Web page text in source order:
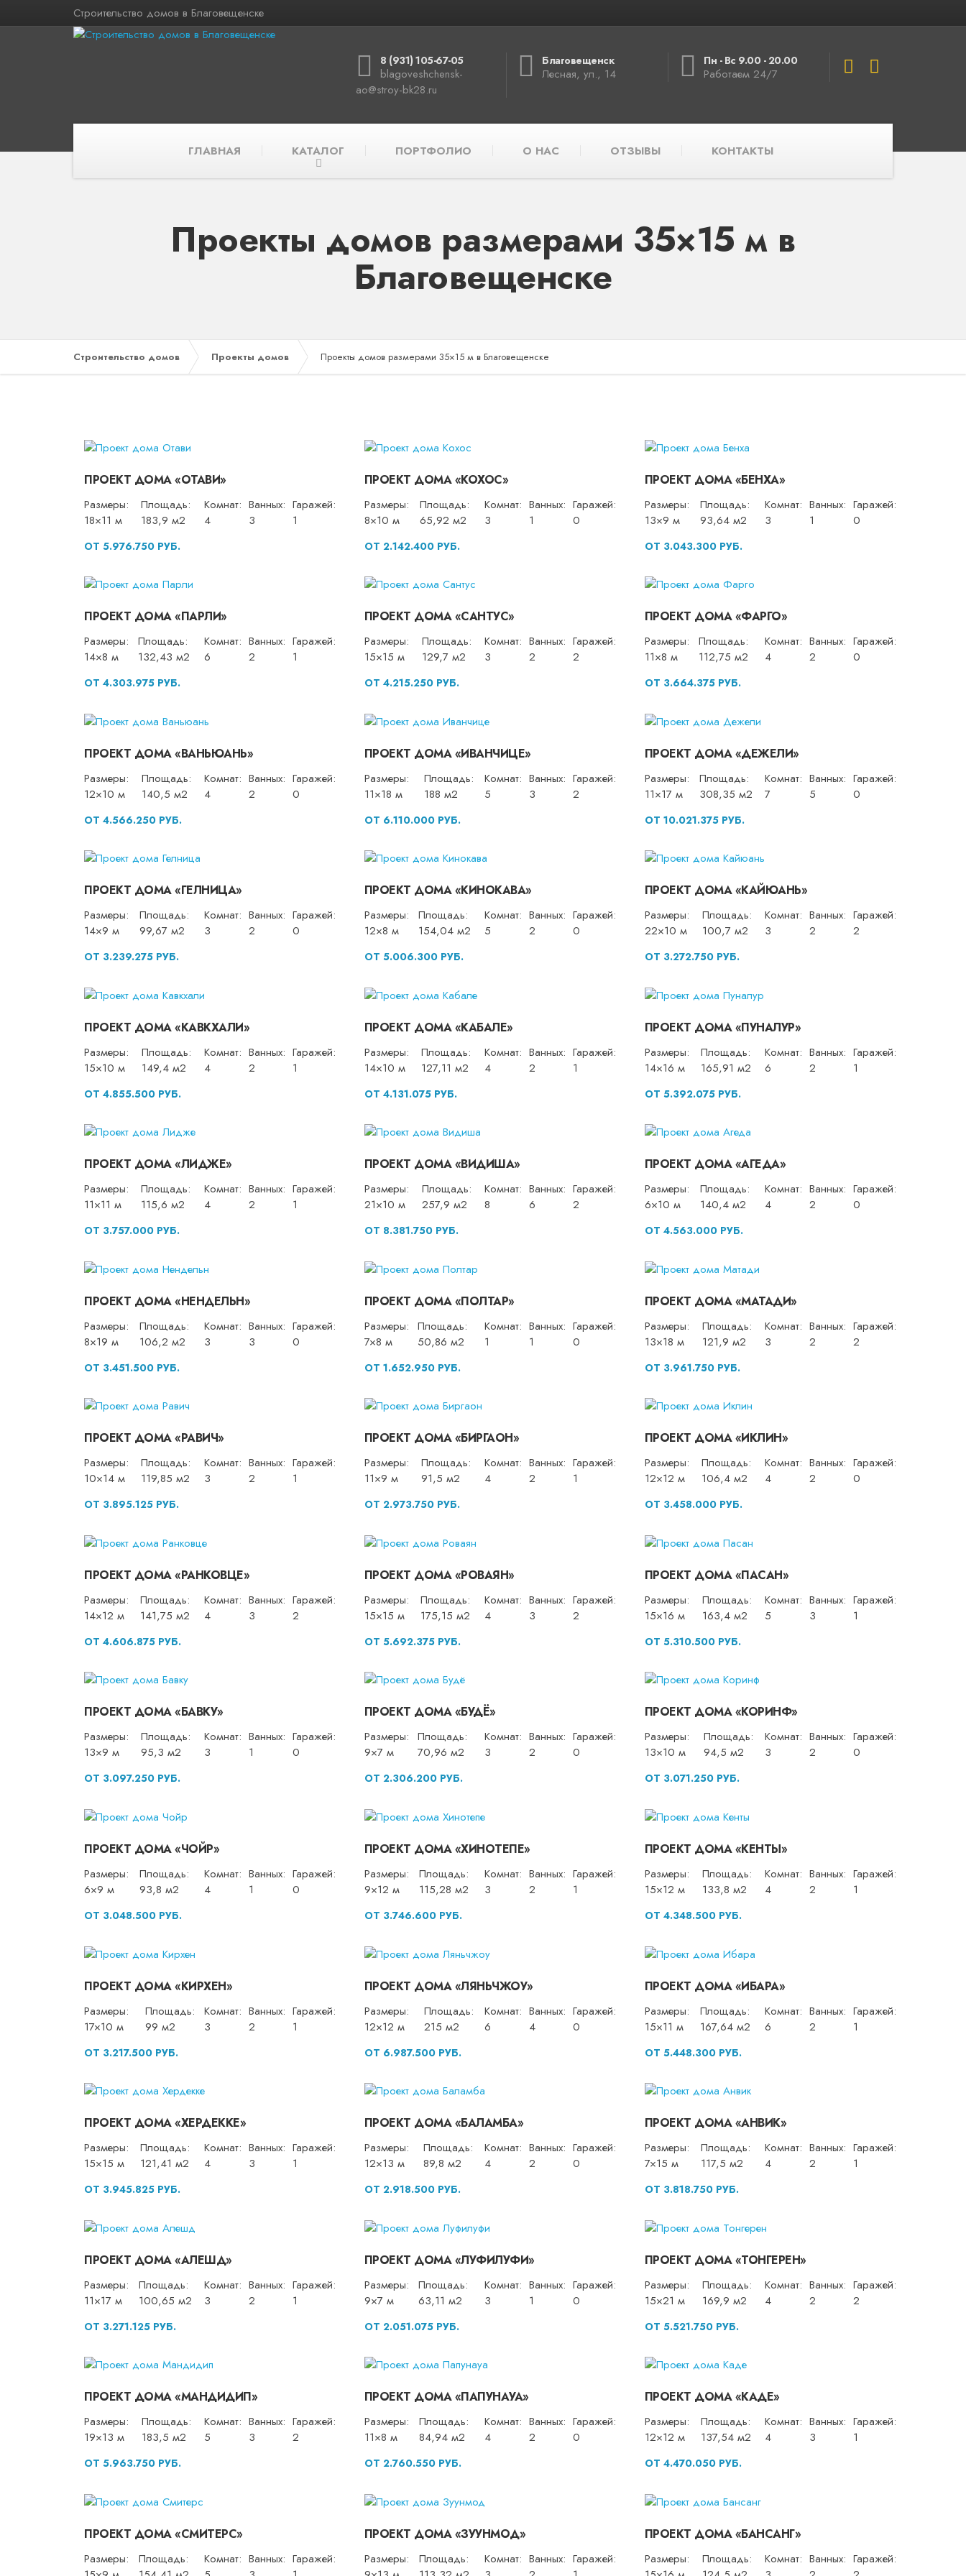
Строительство домов в Благовещенске
8 (931) 105-67-05
blagoveshchensk-
ao@stroy-bk28.ru
Благовещенск
Лесная, ул., 14
Пн - Вс 9.00 - 20.00
Работаем 24/7
ГЛАВНАЯ КАТАЛОГ ПОРТФОЛИО О НАС ОТЗЫВЫ КОНТАКТЫ
Проекты домов размерами 35×15 м в
Благовещенске
Строительство домов Проекты домов Проекты домов размерами 35×15 м в Благовещенске
ПРОЕКТ ДОМА «ОТАВИ»
Размеры:
18×11 м
Площадь:
183,9 м2
Комнат:
4
Ванных:
3
Гаражей:
1
ОТ 5.976.750 РУБ.
ПРОЕКТ ДОМА «КОХОС»
Размеры:
8×10 м
Площадь:
65,92 м2
Комнат:
3
Ванных:
1
Гаражей:
0
ОТ 2.142.400 РУБ.
ПРОЕКТ ДОМА «БЕНХА»
Размеры:
13×9 м
Площадь:
93,64 м2
Комнат:
3
Ванных:
1
Гаражей:
0
ОТ 3.043.300 РУБ.
ПРОЕКТ ДОМА «ПАРЛИ»
Размеры:
14×8 м
Площадь:
132,43 м2
Комнат:
6
Ванных:
2
Гаражей:
1
ОТ 4.303.975 РУБ.
ПРОЕКТ ДОМА «САНТУС»
Размеры:
15×15 м
Площадь:
129,7 м2
Комнат:
3
Ванных:
2
Гаражей:
2
ОТ 4.215.250 РУБ.
ПРОЕКТ ДОМА «ФАРГО»
Размеры:
11×8 м
Площадь:
112,75 м2
Комнат:
4
Ванных:
2
Гаражей:
0
ОТ 3.664.375 РУБ.
ПРОЕКТ ДОМА «ВАНЬЮАНЬ»
Размеры:
12×10 м
Площадь:
140,5 м2
Комнат:
4
Ванных:
2
Гаражей:
0
ОТ 4.566.250 РУБ.
ПРОЕКТ ДОМА «ИВАНЧИЦЕ»
Размеры:
11×18 м
Площадь:
188 м2
Комнат:
5
Ванных:
3
Гаражей:
2
ОТ 6.110.000 РУБ.
ПРОЕКТ ДОМА «ДЕЖЕЛИ»
Размеры:
11×17 м
Площадь:
308,35 м2
Комнат:
7
Ванных:
5
Гаражей:
0
ОТ 10.021.375 РУБ.
ПРОЕКТ ДОМА «ГЕЛНИЦА»
Размеры:
14×9 м
Площадь:
99,67 м2
Комнат:
3
Ванных:
2
Гаражей:
0
ОТ 3.239.275 РУБ.
ПРОЕКТ ДОМА «КИНОКАВА»
Размеры:
12×8 м
Площадь:
154,04 м2
Комнат:
5
Ванных:
2
Гаражей:
0
ОТ 5.006.300 РУБ.
ПРОЕКТ ДОМА «КАЙЮАНЬ»
Размеры:
22×10 м
Площадь:
100,7 м2
Комнат:
3
Ванных:
2
Гаражей:
2
ОТ 3.272.750 РУБ.
ПРОЕКТ ДОМА «КАВКХАЛИ»
Размеры:
15×10 м
Площадь:
149,4 м2
Комнат:
4
Ванных:
2
Гаражей:
1
ОТ 4.855.500 РУБ.
ПРОЕКТ ДОМА «КАБАЛЕ»
Размеры:
14×10 м
Площадь:
127,11 м2
Комнат:
4
Ванных:
2
Гаражей:
1
ОТ 4.131.075 РУБ.
ПРОЕКТ ДОМА «ПУНАЛУР»
Размеры:
14×16 м
Площадь:
165,91 м2
Комнат:
6
Ванных:
2
Гаражей:
1
ОТ 5.392.075 РУБ.
ПРОЕКТ ДОМА «ЛИДЖЕ»
Размеры:
11×11 м
Площадь:
115,6 м2
Комнат:
4
Ванных:
2
Гаражей:
1
ОТ 3.757.000 РУБ.
ПРОЕКТ ДОМА «ВИДИША»
Размеры:
21×10 м
Площадь:
257,9 м2
Комнат:
8
Ванных:
6
Гаражей:
2
ОТ 8.381.750 РУБ.
ПРОЕКТ ДОМА «АГЕДА»
Размеры:
6×10 м
Площадь:
140,4 м2
Комнат:
4
Ванных:
2
Гаражей:
0
ОТ 4.563.000 РУБ.
ПРОЕКТ ДОМА «НЕНДЕЛЬН»
Размеры:
8×19 м
Площадь:
106,2 м2
Комнат:
3
Ванных:
3
Гаражей:
0
ОТ 3.451.500 РУБ.
ПРОЕКТ ДОМА «ПОЛТАР»
Размеры:
7×8 м
Площадь:
50,86 м2
Комнат:
1
Ванных:
1
Гаражей:
0
ОТ 1.652.950 РУБ.
ПРОЕКТ ДОМА «МАТАДИ»
Размеры:
13×18 м
Площадь:
121,9 м2
Комнат:
3
Ванных:
2
Гаражей:
2
ОТ 3.961.750 РУБ.
ПРОЕКТ ДОМА «РАВИЧ»
Размеры:
10×14 м
Площадь:
119,85 м2
Комнат:
3
Ванных:
2
Гаражей:
1
ОТ 3.895.125 РУБ.
ПРОЕКТ ДОМА «БИРГАОН»
Размеры:
11×9 м
Площадь:
91,5 м2
Комнат:
4
Ванных:
2
Гаражей:
1
ОТ 2.973.750 РУБ.
ПРОЕКТ ДОМА «ИКЛИН»
Размеры:
12×12 м
Площадь:
106,4 м2
Комнат:
4
Ванных:
2
Гаражей:
0
ОТ 3.458.000 РУБ.
ПРОЕКТ ДОМА «РАНКОВЦЕ»
Размеры:
14×12 м
Площадь:
141,75 м2
Комнат:
4
Ванных:
3
Гаражей:
2
ОТ 4.606.875 РУБ.
ПРОЕКТ ДОМА «РОВАЯН»
Размеры:
15×15 м
Площадь:
175,15 м2
Комнат:
4
Ванных:
3
Гаражей:
2
ОТ 5.692.375 РУБ.
ПРОЕКТ ДОМА «ПАСАН»
Размеры:
15×16 м
Площадь:
163,4 м2
Комнат:
5
Ванных:
3
Гаражей:
1
ОТ 5.310.500 РУБ.
ПРОЕКТ ДОМА «БАВКУ»
Размеры:
13×9 м
Площадь:
95,3 м2
Комнат:
3
Ванных:
1
Гаражей:
0
ОТ 3.097.250 РУБ.
ПРОЕКТ ДОМА «БУДЁ»
Размеры:
9×7 м
Площадь:
70,96 м2
Комнат:
3
Ванных:
2
Гаражей:
0
ОТ 2.306.200 РУБ.
ПРОЕКТ ДОМА «КОРИНФ»
Размеры:
13×10 м
Площадь:
94,5 м2
Комнат:
3
Ванных:
2
Гаражей:
0
ОТ 3.071.250 РУБ.
ПРОЕКТ ДОМА «ЧОЙР»
Размеры:
6×9 м
Площадь:
93,8 м2
Комнат:
4
Ванных:
1
Гаражей:
0
ОТ 3.048.500 РУБ.
ПРОЕКТ ДОМА «ХИНОТЕПЕ»
Размеры:
9×12 м
Площадь:
115,28 м2
Комнат:
3
Ванных:
2
Гаражей:
1
ОТ 3.746.600 РУБ.
ПРОЕКТ ДОМА «КЕНТЫ»
Размеры:
15×12 м
Площадь:
133,8 м2
Комнат:
4
Ванных:
2
Гаражей:
1
ОТ 4.348.500 РУБ.
ПРОЕКТ ДОМА «КИРХЕН»
Размеры:
17×10 м
Площадь:
99 м2
Комнат:
3
Ванных:
2
Гаражей:
1
ОТ 3.217.500 РУБ.
ПРОЕКТ ДОМА «ЛЯНЬЧЖОУ»
Размеры:
12×12 м
Площадь:
215 м2
Комнат:
6
Ванных:
4
Гаражей:
0
ОТ 6.987.500 РУБ.
ПРОЕКТ ДОМА «ИБАРА»
Размеры:
15×11 м
Площадь:
167,64 м2
Комнат:
6
Ванных:
2
Гаражей:
1
ОТ 5.448.300 РУБ.
ПРОЕКТ ДОМА «ХЕРДЕККЕ»
Размеры:
15×15 м
Площадь:
121,41 м2
Комнат:
4
Ванных:
3
Гаражей:
1
ОТ 3.945.825 РУБ.
ПРОЕКТ ДОМА «БАЛАМБА»
Размеры:
12×13 м
Площадь:
89,8 м2
Комнат:
4
Ванных:
2
Гаражей:
0
ОТ 2.918.500 РУБ.
ПРОЕКТ ДОМА «АНВИК»
Размеры:
7×15 м
Площадь:
117,5 м2
Комнат:
4
Ванных:
2
Гаражей:
1
ОТ 3.818.750 РУБ.
ПРОЕКТ ДОМА «АЛЕШД»
Размеры:
11×17 м
Площадь:
100,65 м2
Комнат:
3
Ванных:
2
Гаражей:
1
ОТ 3.271.125 РУБ.
ПРОЕКТ ДОМА «ЛУФИЛУФИ»
Размеры:
9×7 м
Площадь:
63,11 м2
Комнат:
3
Ванных:
1
Гаражей:
0
ОТ 2.051.075 РУБ.
ПРОЕКТ ДОМА «ТОНГЕРЕН»
Размеры:
15×21 м
Площадь:
169,9 м2
Комнат:
4
Ванных:
2
Гаражей:
2
ОТ 5.521.750 РУБ.
ПРОЕКТ ДОМА «МАНДИДИП»
Размеры:
19×13 м
Площадь:
183,5 м2
Комнат:
5
Ванных:
3
Гаражей:
2
ОТ 5.963.750 РУБ.
ПРОЕКТ ДОМА «ПАПУНАУА»
Размеры:
11×8 м
Площадь:
84,94 м2
Комнат:
4
Ванных:
2
Гаражей:
0
ОТ 2.760.550 РУБ.
ПРОЕКТ ДОМА «КАДЕ»
Размеры:
12×12 м
Площадь:
137,54 м2
Комнат:
4
Ванных:
3
Гаражей:
1
ОТ 4.470.050 РУБ.
ПРОЕКТ ДОМА «СМИТЕРС»
Размеры:
Площадь:
Комнат: Ванных: Гаражей:
ПРОЕКТ ДОМА «ЗУУНМОД»
Размеры:
Площадь:
Комнат: Ванных: Гаражей:
ПРОЕКТ ДОМА «БАНСАНГ»
Размеры:
Площадь:
Комнат: Ванных: Гаражей: